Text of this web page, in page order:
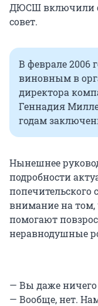
ДЮСШ включили
совет.
В феврале 2006
виновным в
директора
Геннадия
годам
Нынешнее
подробности
попечительского
внимание на том,
помогают
неравнодушные
— Вы даже ничего
— Вообще, нет.